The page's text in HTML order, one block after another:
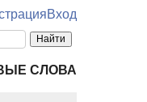
Вход
СЛОВА